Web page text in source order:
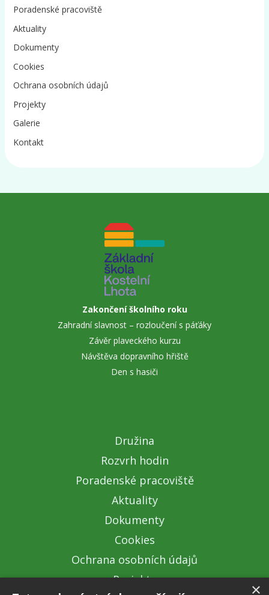
Poradenské pracoviště
Aktuality
Dokumenty
Cookies
Ochrana osobních údajů
Projekty
Galerie
Kontakt
Zakončení školního roku
Zahradní slavnost – rozloučení s páťáky
Závěr plaveckého kurzu
Návštěva dopravního hřiště
Den s hasiči
Družina
Rozvrh hodin
Poradenské pracoviště
Aktuality
Dokumenty
Cookies
Ochrana osobních údajů
Projekty
×